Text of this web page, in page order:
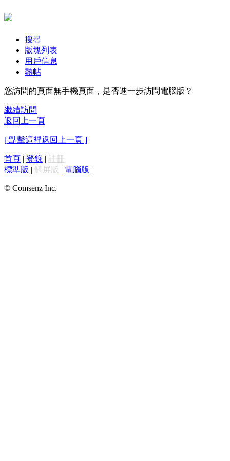
搜尋
版塊列表
用戶信息
熱帖
您訪問的頁面無手機頁面，是否進一步訪問電腦版？
繼續訪問
返回上一頁
[ 點擊這裡返回上一頁 ]
首頁 | 登錄 | 註冊
標準版 | 觸屏版 | 電腦版 |
© Comsenz Inc.